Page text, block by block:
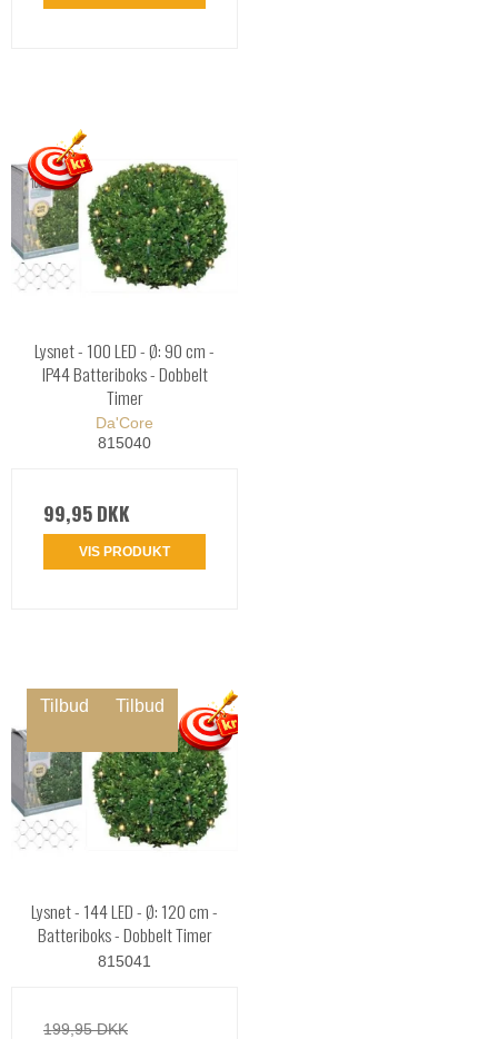
Lysnet - 100 LED - Ø: 90 cm -
IP44 Batteriboks - Dobbelt
Timer
Da'Core
815040
99,95 DKK
VIS PRODUKT
Tilbud Tilbud
Lysnet - 144 LED - Ø: 120 cm -
Batteriboks - Dobbelt Timer
815041
199,95 DKK